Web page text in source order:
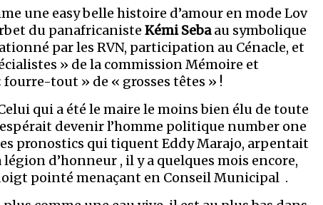
une easy belle histoire d’amour en mode Lov
du panafricaniste Kémi Sebaau symbolique
par les RVN, participation au Cénacle, et
» de la commission Mémoire et
tout » de « grosses têtes » !
qui a été le maire le moins bien élu de toute
devenir l’homme politique number one
pronostics qui tiquent Eddy Marajo, arpentait
d’honneur , il y a quelques mois encore,
pointé menaçant en Conseil Municipal .